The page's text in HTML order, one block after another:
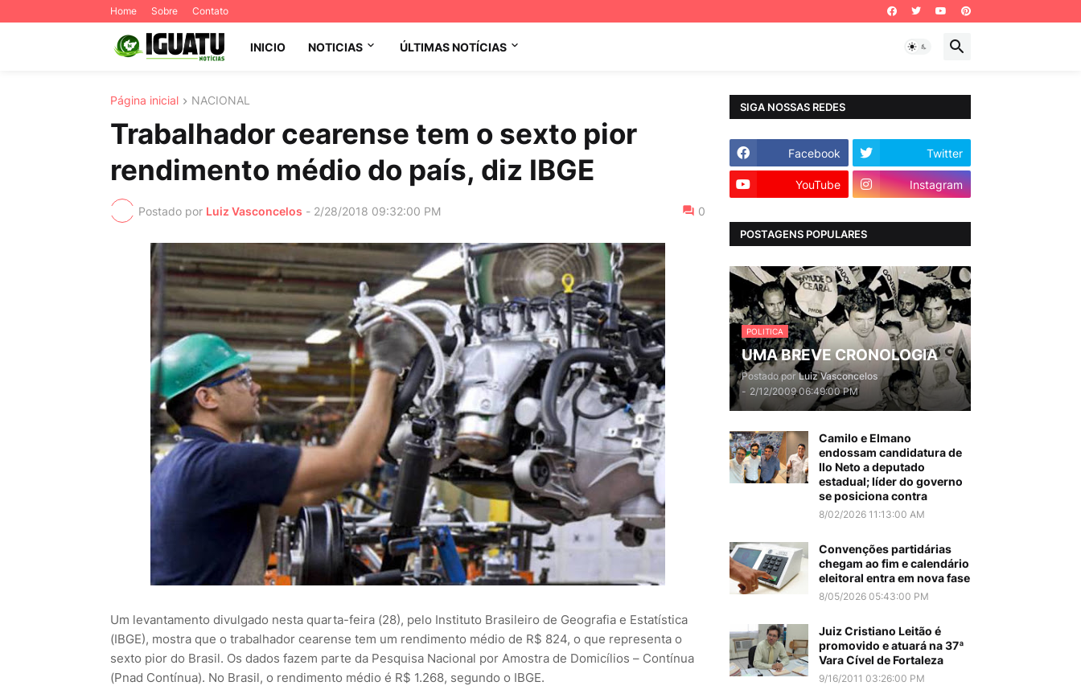
Home Sobre Contato
INICIO NOTICIAS ÚLTIMAS NOTÍCIAS
Página inicial NACIONAL
Trabalhador cearense tem o sexto pior
rendimento médio do país, diz IBGE
Postado por Luiz Vasconcelos - 2/28/2018 09:32:00 PM 0
Um levantamento divulgado nesta quarta-feira (28), pelo Instituto Brasileiro de Geografia e Estatística
(IBGE), mostra que o trabalhador cearense tem um rendimento médio de R$ 824, o que representa o
sexto pior do Brasil. Os dados fazem parte da Pesquisa Nacional por Amostra de Domicílios – Contínua
(Pnad Contínua). No Brasil, o rendimento médio é R$ 1.268, segundo o IBGE.
SIGA NOSSAS REDES
Facebook Twitter
YouTube Instagram
POSTAGENS POPULARES
POLITICA
UMA BREVE CRONOLOGIA
Postado por Luiz Vasconcelos
- 2/12/2009 06:49:00 PM
Camilo e Elmano
endossam candidatura de
Ilo Neto a deputado
estadual; líder do governo
se posiciona contra
8/02/2026 11:13:00 AM
Convenções partidárias
chegam ao fim e calendário
eleitoral entra em nova fase
8/05/2026 05:43:00 PM
Juiz Cristiano Leitão é
promovido e atuará na 37ª
Vara Cível de Fortaleza
9/16/2011 03:26:00 PM